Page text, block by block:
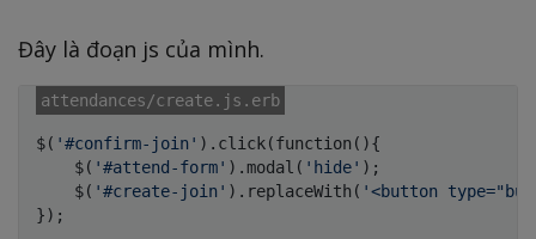
Đây là đoạn js của mình.
$( '#confirm-join' ) . click(function ( ){
    $
( '#attend-form' ) .modal ( 'hide' ) ;
    $
( '#create-join' ) . replaceWith ( '<button
}) ;